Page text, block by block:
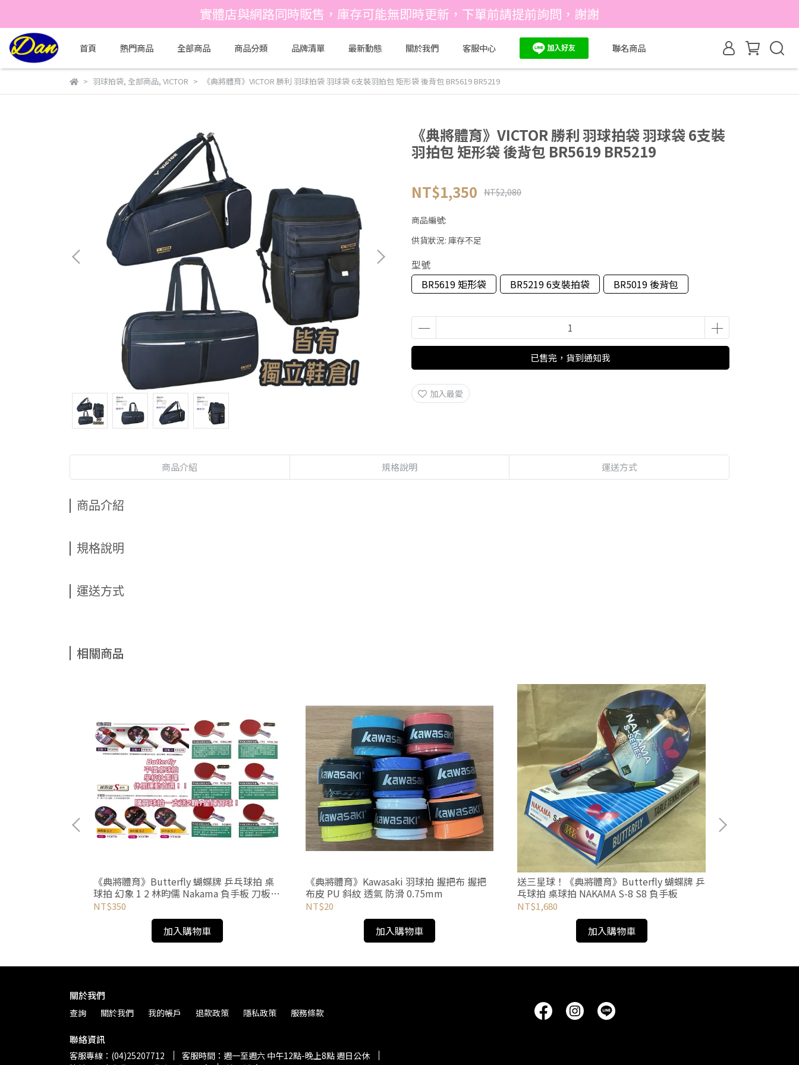
實體店與網路同時販售，庫存可能無即時更新，下單前請提前詢問，謝謝
首頁 熱門商品 全部商品 商品分類 品牌清單 最新動態 關於我們 客服中心 聯名商品
羽球拍袋, 全部商品, VICTOR 《典將體育》VICTOR 勝利 羽球拍袋 羽球袋 6支裝羽拍包 矩形袋 後背包 BR5619 BR5219
《典將體育》VICTOR 勝利 羽球拍袋 羽球袋 6支裝
羽拍包 矩形袋 後背包 BR5619 BR5219
NT$1,350 NT$2,080
商品編號:
供貨狀況: 庫存不足
型號
BR5619 矩形袋
BR5219 6支裝拍袋 BR5019 後背包
已售完，貨到通知我
加入最愛
商品介紹 規格說明 運送方式
商品介紹
規格說明
運送方式
相關商品
《典將體育》Butterfly 蝴蝶牌 乒乓球拍 桌
球拍 幻象 1 2 林昀儒 Nakama 負手板 刀板
兩面皮
NT$350
加入購物車
《典將體育》Kawasaki 羽球拍 握把布 握把
布皮 PU 斜紋 透氣 防滑 0.75mm
NT$20
加入購物車
送三星球！《典將體育》Butterfly 蝴蝶牌 乒
乓球拍 桌球拍 NAKAMA S-8 S8 負手板
NT$1,680
加入購物車
關於我們
查詢 關於我們 我的帳戶 退款政策 隱私政策 服務條款
聯絡資訊
客服專線：(04)25207712
客服時間：週一至週六 中午12點-晚上8點 週日公休